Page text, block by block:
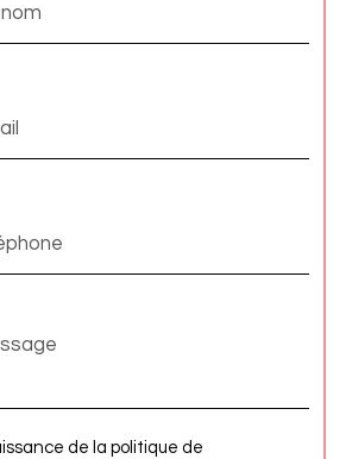
de la politique de